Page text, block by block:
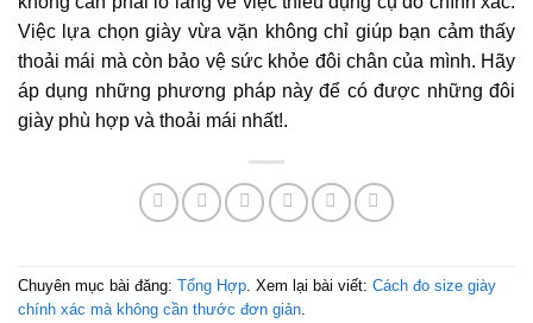
Việc lựa chọn giày vừa vặn không chỉ giúp bạn cảm thấy
thoải mái mà còn bảo vệ sức khỏe đôi chân của mình. Hãy
áp dụng những phương pháp này để có được những đôi
giày phù hợp và thoải mái nhất!.
Chuyên mục bài đăng: Tổng Hợp. Xem lại bài viết: Cách đo size giày
chính xác mà không cần thước đơn giản.